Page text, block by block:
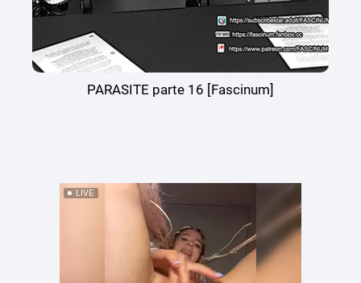
PARASITE parte 16 [Fascinum]